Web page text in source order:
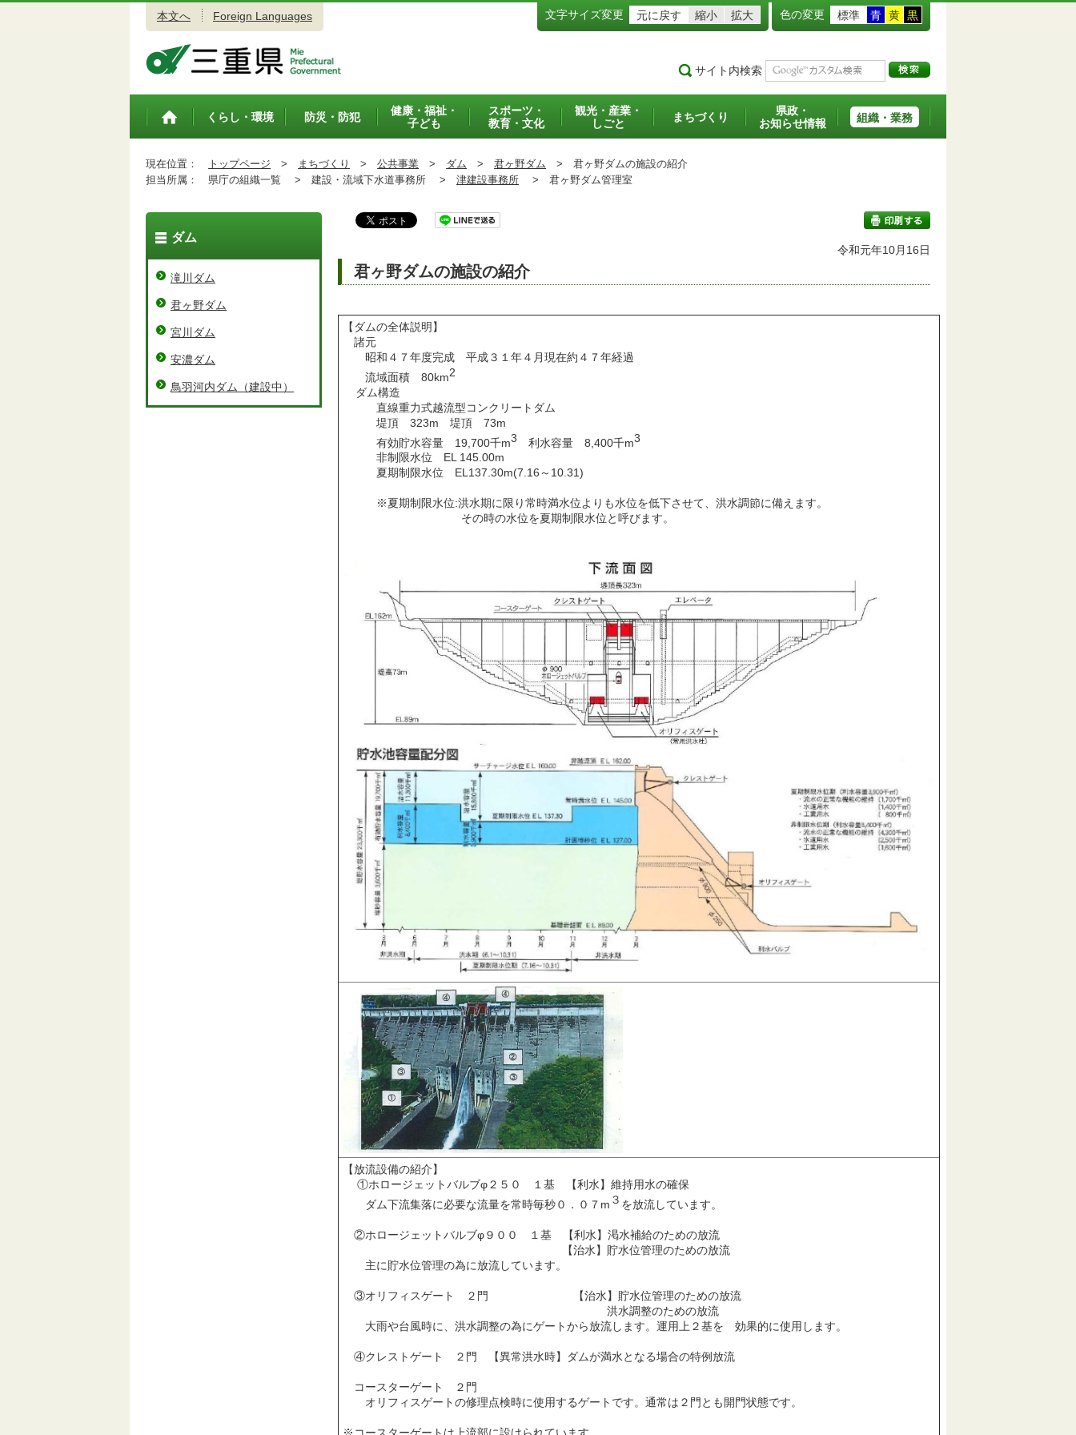
本文へ Foreign Languages 文字サイズ変更 元に戻す 縮小 拡大 色の変更 標準 青 黄 黒
サイト内検索
トップペ
くらし・環境 防災・防犯
健康・福祉・
子ども
スポーツ・
教育・文化
観光・産業・
しごと
まちづくり
県政・
お知らせ情報
組織・業務
現在位置： トップページ > まちづくり > 公共事業 > ダム > 君ヶ野ダム > 君ヶ野ダムの施設の紹介
担当所属：
県庁の組織一覧 > 建設・流域下水道事務所 > 津建設事務所 > 君ヶ野ダム管理室
印刷する
令和元年10月16日
君ヶ野ダムの施設の紹介
【ダムの全体説明】
諸元
昭和４７年度完成 平成３１年４月現在約４７年経過
流域面積 80km2
ダム構造
直線重力式越流型コンクリートダム
堤頂 323m 堤頂 73m
有効貯水容量 19,700千m3 利水容量 8,400千m3
非制限水位 EL 145.00m
夏期制限水位 EL137.30m(7.16～10.31)
※夏期制限水位:洪水期に限り常時満水位よりも水位を低下させて、洪水調節に備えます。
その時の水位を夏期制限水位と呼びます。
【放流設備の紹介】
①ホロージェットバルブφ２５０ １基 【利水】維持用水の確保
ダム下流集落に必要な流量を常時毎秒０．０７m ３ を放流しています。
②ホロージェットバルブφ９００ １基 【利水】渇水補給のための放流
【治水】貯水位管理のための放流
主に貯水位管理の為に放流しています。
③オリフィスゲート ２門 【治水】貯水位管理のための放流
洪水調整のための放流
大雨や台風時に、洪水調整の為にゲートから放流します。運用上２基を 効果的に使用します。
④クレストゲート ２門 【異常洪水時】ダムが満水となる場合の特例放流
コースターゲート ２門
オリフィスゲートの修理点検時に使用するゲートです。通常は２門とも開門状態です。
※コースターゲートは上流部に設けられています。
ダム
滝川ダム
君ヶ野ダム
宮川ダム
安濃ダム
鳥羽河内ダム（建設中）